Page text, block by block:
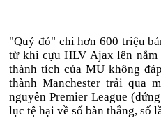
"Quỷ đỏ" chi hơn 600 triệu
từ khi cựu HLV Ajax lên nắm
thành tích của MU không
thành Manchester trải qua
nguyên Premier League
lục tệ hại về số bàn thắng, số